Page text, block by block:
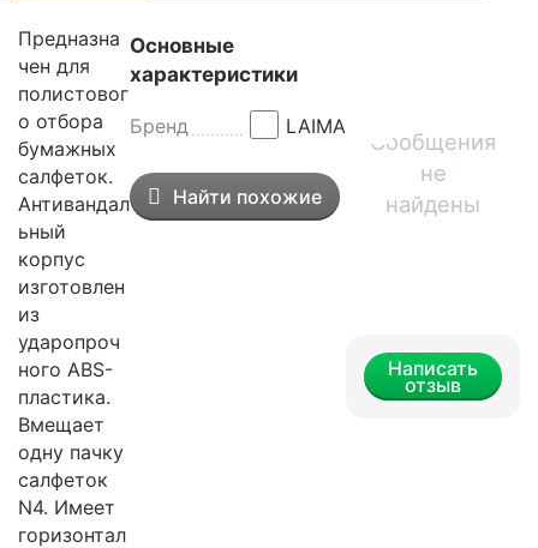
Предназна
чен для
полистовог
о отбора
бумажных
салфеток.
Антивандал
ьный
корпус
изготовлен
из
ударопроч
ного ABS-
пластика.
Вмещает
одну пачку
салфеток
N4. Имеет
горизонтал
Основные
характеристики
Бренд LAIMA
Найти похожие
Сообщения
не
найдены
Написать
отзыв